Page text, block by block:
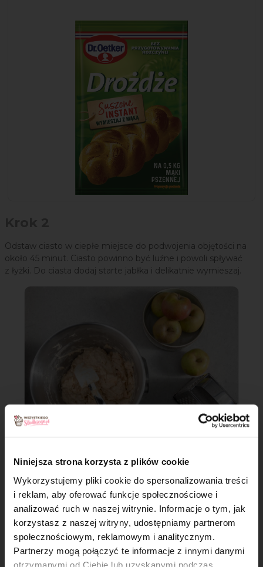
Niniejsza strona korzysta z plików cookie
Wykorzystujemy pliki cookie do spersonalizowania treści
i reklam, aby oferować funkcje społecznościowe i
analizować ruch w naszej witrynie. Informacje o tym, jak
korzystasz z naszej witryny, udostępniamy partnerom
społecznościowym, reklamowym i analitycznym.
Partnerzy mogą połączyć te informacje z innymi danymi
otrzymanymi od Ciebie lub uzyskanymi podczas
Odstaw ciasto w ciepłe miejsce do podwojenia objętości na
około 45 minut. Ciasto powinno być luźne i powoli spływać
z łyżki. Do ciasta dodaj starte jabłka i delikatnie wymieszaj.
Krok 3
Na patelni o grubym dnie rozgrzej niewielką ilość oleju. Na
gorący tłuszcz nakładaj po łyżce ciasta i smaż z obu stron na
Pamietaj, żepatelnia nie może być zbyt mocno
rozgrzana.
×